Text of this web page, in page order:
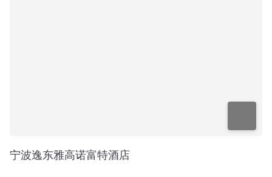
宁波逸东雅高诺富特酒店